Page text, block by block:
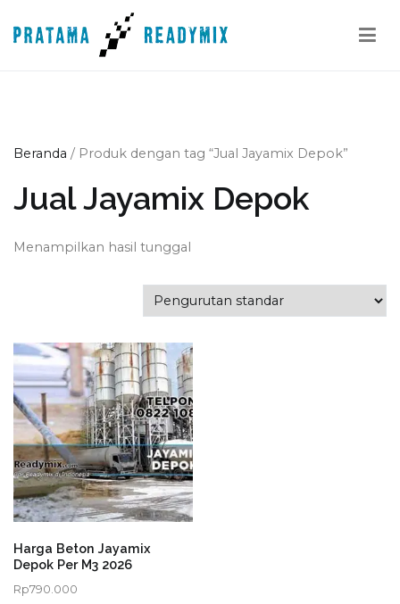
ke
Beranda / Produk dengan tag “Jual Jayamix Depok”
Jual Jayamix Depok
Menampilkan hasil tunggal
Harga Beton Jayamix
Depok Per M3 2026
Rp790.000